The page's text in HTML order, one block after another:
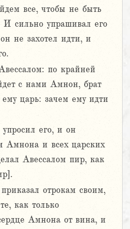
все, чтобы не быть
И сильно упрашивал его
не захотел идти, и
по крайней
с нами Амнон, брат
царь: зачем ему идти
его, и он
Амнона и всех царских
Авессалом пир, как
отрокам своим,
как только
Амнона от вина, и